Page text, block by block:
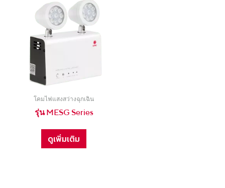
โคมไฟแสงสว่างฉุกเฉิน
รุ่น MESG Series
ดูเพิ่มเติม